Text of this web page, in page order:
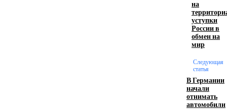
логотипом: эффективный инструмент бренда
на
уступки
России в
обмен на
мир
Следующая
статья
В Германии
начали
отнимать
автомобили